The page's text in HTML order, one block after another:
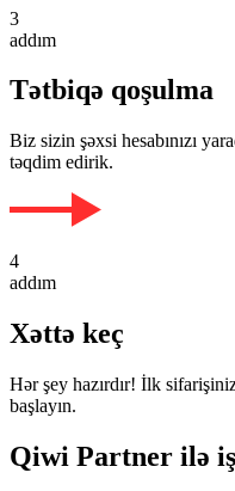
3
addım
Tətbiqə qoşulma
Biz sizin şəxsi hesabınızı
təqdim edirik.
4
addım
Xəttə keç
Hər şey hazırdır! İlk
başlayın.
Qiwi Partner ilə